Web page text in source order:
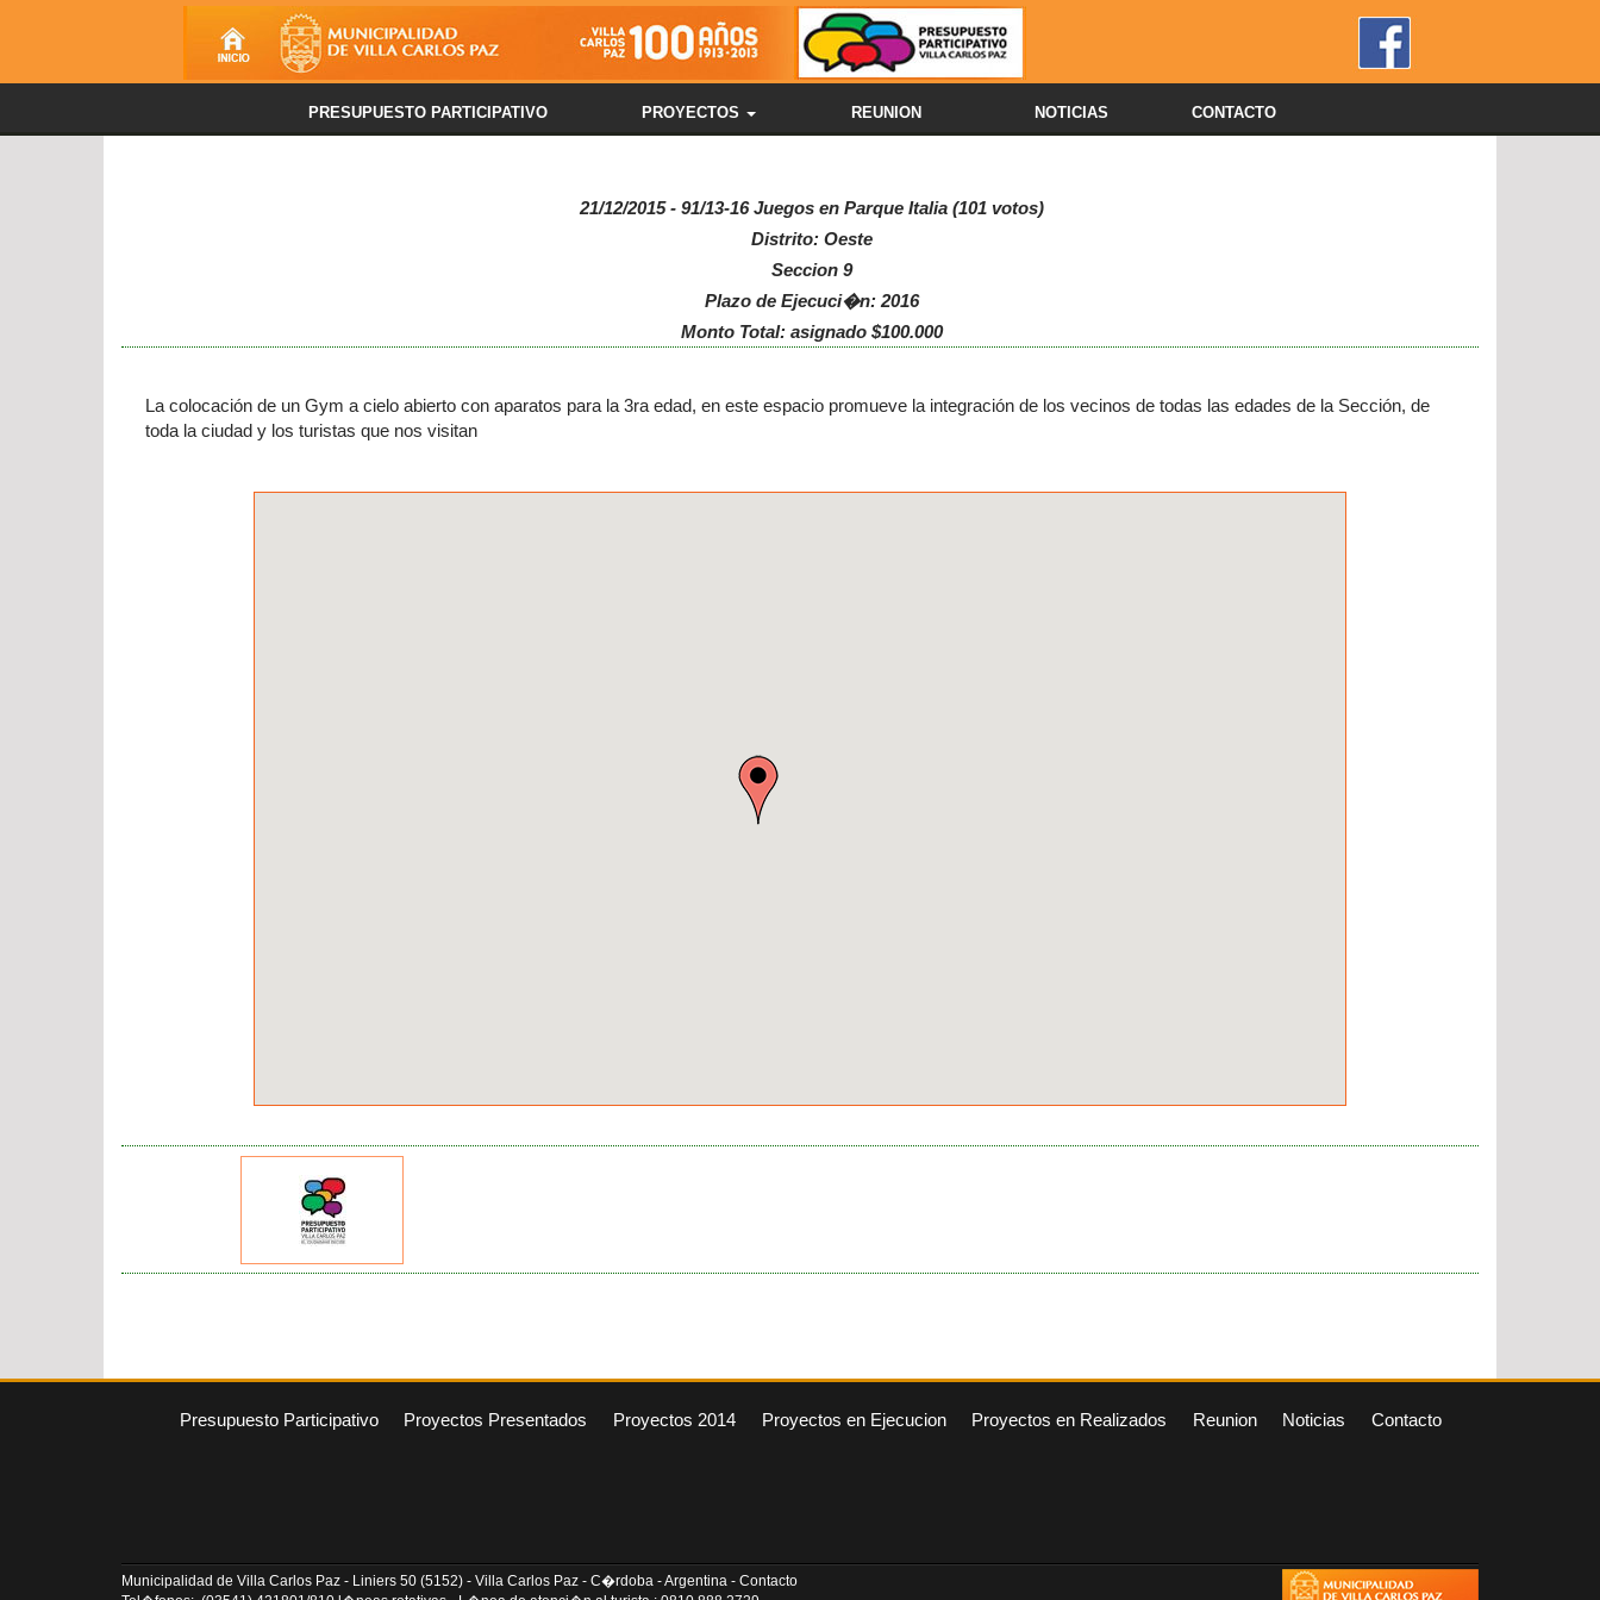
PRESUPUESTO PARTICIPATIVO PROYECTOS REUNION NOTICIAS CONTACTO
21/12/2015 - 91/13-16 Juegos en Parque Italia (101 votos)
Distrito: Oeste
Seccion 9
Plazo de Ejecuci�n: 2016
Monto Total: asignado $100.000
La colocación de un Gym a cielo abierto con aparatos para la 3ra edad, en este espacio promueve la integración de los vecinos de todas las edades de la Sección, de
toda la ciudad y los turistas que nos visitan
Presupuesto Participativo Proyectos Presentados Proyectos 2014 Proyectos en Ejecucion Proyectos en Realizados Reunion Noticias Contacto
Municipalidad de Villa Carlos Paz - Liniers 50 (5152) - Villa Carlos Paz - C�rdoba - Argentina - Contacto